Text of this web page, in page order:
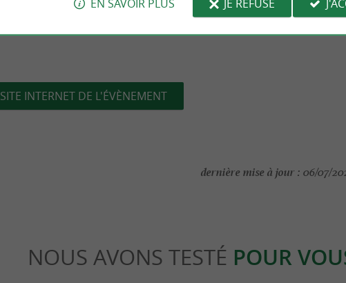
SITE INTERNET DE L'ÉVÈNEMENT
dernière mise à jour : 06/07/
NOUS AVONS TESTÉ POUR